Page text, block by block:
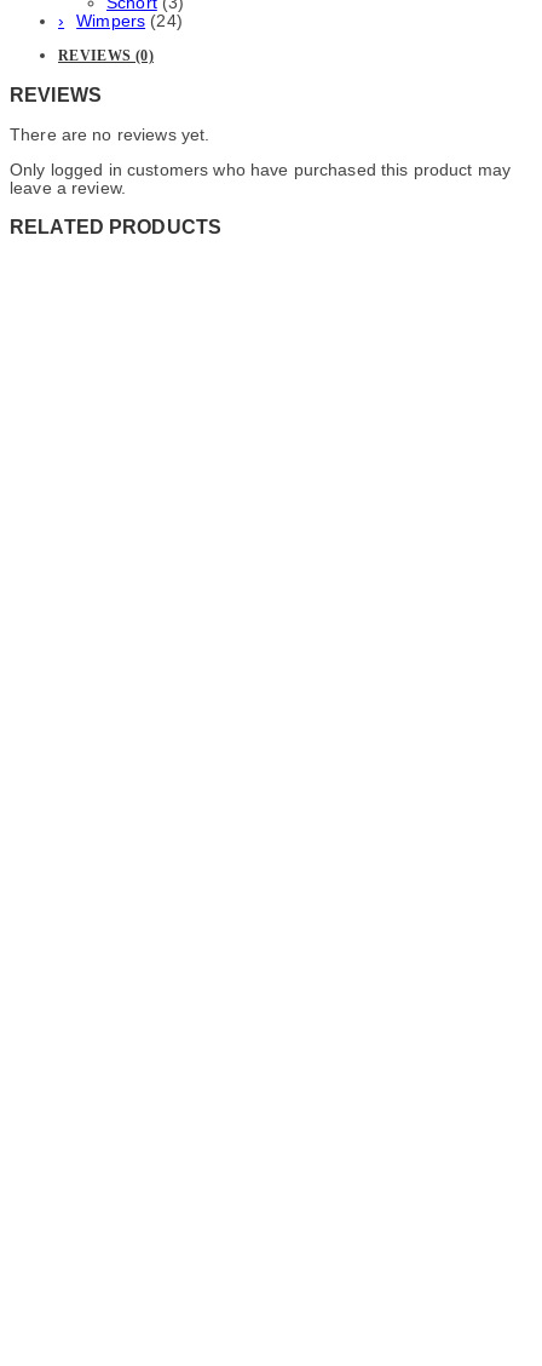
Wimpers (24)
REVIEWS (0)
REVIEWS
There are no reviews yet.
Only logged in customers who have purchased this product may
leave a review.
RELATED PRODUCTS